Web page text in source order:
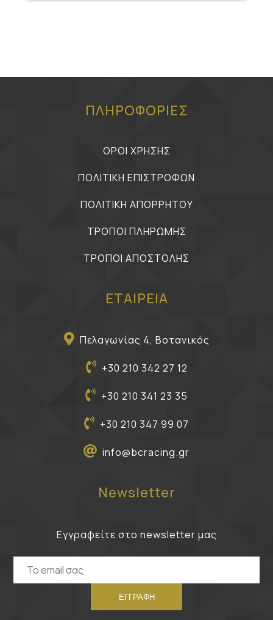
ΠΛΗΡΟΦΟΡΙΕΣ
ΟΡΟΙ ΧΡΗΣΗΣ
ΠΟΛΙΤΙΚΗ ΕΠΙΣΤΡΟΦΩΝ
ΠΟΛΙΤΙΚΗ ΑΠΟΡΡΗΤΟΥ
ΤΡΟΠΟΙ ΠΛΗΡΩΜΗΣ
ΤΡΟΠΟΙ ΑΠΟΣΤΟΛΗΣ
ΕΤΑΙΡΕΙΑ
Πελαγωνίας 4, Βοτανικός
+30 210 342 27 12
+30 210 341 23 35
+30 210 347 99 07
info@bcracing.gr
Newsletter
Εγγραφείτε στο newsletter μας